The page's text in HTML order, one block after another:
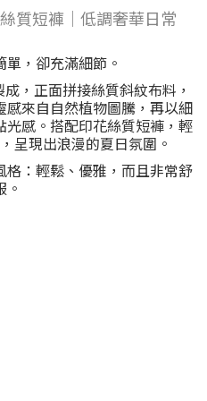
質短褲｜低調奢華日常
，卻充滿細節。
，正面拼接絲質斜紋布料，
來自自然植物圖騰，再以細
感。搭配印花絲質短褲，輕
呈現出浪漫的夏日氛圍。
：輕鬆、優雅，而且非常舒
。